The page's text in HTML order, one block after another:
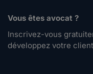
Vous êtes avocat ?
Inscrivez-vous
développez votre